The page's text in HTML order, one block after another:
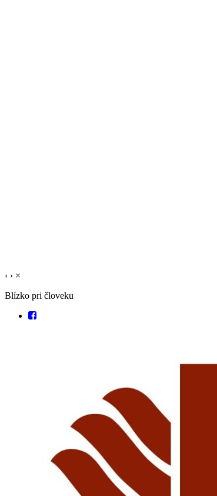
‹ › ×
Blízko pri človeku